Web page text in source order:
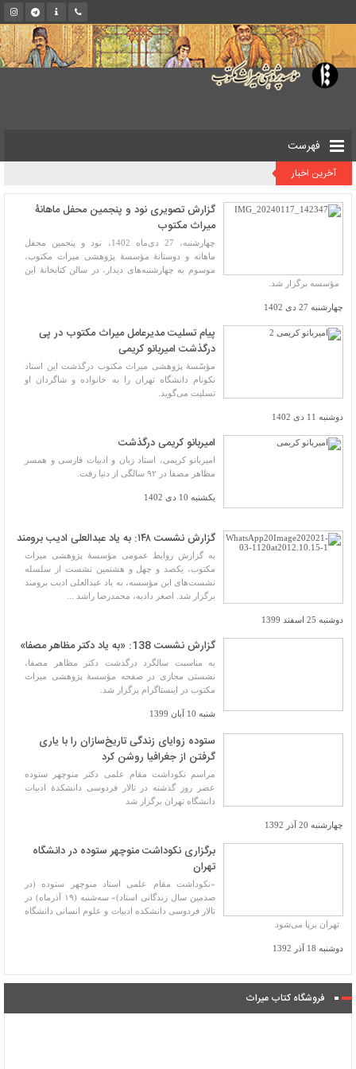
فهرست
آخرین اخبار
گزارش تصویری نود و پنجمین محفل ماهانۀ
میراث مکتوب
چهارشنبه، 27 دی‌ماه 1402، نود و پنجمین محفل
ماهانه و دوستانۀ مؤسسۀ پژوهشی میراث مکتوب،
موسوم به چهارشنبه‌های دیدار، در سالن کتابخانۀ این
مؤسسه برگزار شد.
چهارشنبه 27 دی 1402
پیام تسلیت مدیرعامل میراث مکتوب در پی
درگذشت امیربانو کریمی
مؤسّسۀ پژوهشی میراث مکتوب درگذشت این استاد
نکونام دانشگاه تهران را به خانواده و شاگردان او
تسلیت می‌گوید.
دوشنبه 11 دی 1402
امیربانو کریمی درگذشت
امیربانو کریمی، استاد زبان و ادبیات فارسی و همسر
مظاهر مصفا در ۹۲ سالگی از دنیا رفت.
یکشنبه 10 دی 1402
گزارش نشست ۱۴۸: به یاد عبدالعلی ادیب برومند
به گزارش روابط عمومی مؤسسۀ پژوهشی میراث
مکتوب، یکصد و چهل و هشتمین نشست از سلسله
نشست‌های این مؤسسه، به یاد عبدالعلی ادیب برومند
برگزار شد. اصغر دادبه، محمدرضا راشد ...
دوشنبه 25 اسفند 1399
گزارش نشست 138: «به یاد دکتر مظاهر مصفا»
به مناسبت سالگرد درگذشت دکتر مظاهر مصفا،
نشستی مجازی در صفحه مؤسسۀ پژوهشی میراث
مکتوب در اینستاگرام برگزار شد.
شنبه 10 آبان 1399
ستوده زوایای زندگی تاریخ‌سازان را با یاری
گرفتن از جغرافیا روشن کرد
مراسم نکوداشت مقام علمی دکتر منوچهر ستوده
عصر روز گذشته در تالار فردوسی دانشکدۀ ادبیات
دانشگاه تهران برگزار شد
چهارشنبه 20 آذر 1392
برگزاری نکوداشت منوچهر ستوده در دانشگاه
تهران
«نکوداشت مقام علمی استاد منوچهر ستوده (در
صدمین سال زندگانی استاد)» سه‌شنبه (۱۹ آذرماه) در
تالار فردوسی دانشکده ادبیات و علوم انسانی دانشگاه
تهران برپا می‌شود
دوشنبه 18 آذر 1392
فروشگاه کتاب میراث